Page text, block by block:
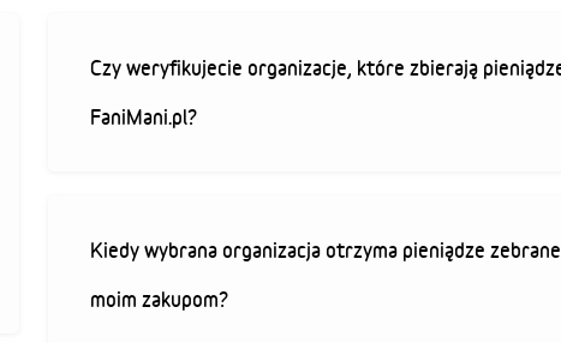
Czy weryfikujecie organizacje, które zbierają
FaniMani.pl?
Kiedy wybrana organizacja otrzyma pieniądze
moim zakupom?